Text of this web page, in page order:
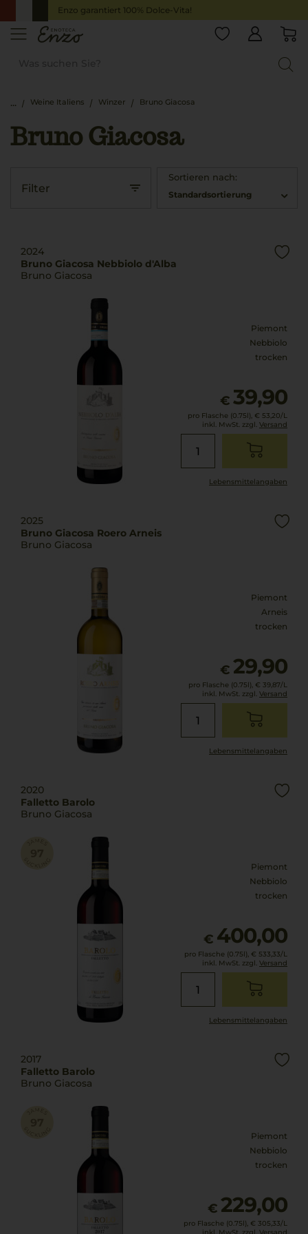
Enzo garantiert 100% Dolce-Vita!
Weine Italiens Winzer Bruno Giacosa
Bruno Giacosa
Filter
Sortieren nach:
Standardsortierung
2024
Bruno Giacosa Nebbiolo d'Alba
Bruno Giacosa
Piemont
Nebbiolo
trocken
€ 39,90
pro Flasche (0.75l), € 53,20/L
inkl. MwSt. zzgl. Versand
Lebensmittel­angaben
2025
Bruno Giacosa Roero Arneis
Bruno Giacosa
Piemont
Arneis
trocken
€ 29,90
pro Flasche (0.75l), € 39,87/L
inkl. MwSt. zzgl. Versand
Lebensmittel­angaben
2020
Falletto Barolo
Bruno Giacosa
Piemont
Nebbiolo
trocken
€ 400,00
pro Flasche (0.75l), € 533,33/L
inkl. MwSt. zzgl. Versand
Lebensmittel­angaben
2017
Falletto Barolo
Bruno Giacosa
Piemont
Nebbiolo
trocken
€ 229,00
pro Flasche (0.75l), € 305,33/L